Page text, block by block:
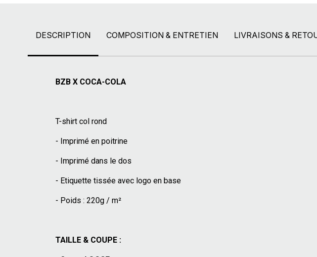
DESCRIPTION COMPOSITION & ENTRETIEN LIVRAISONS &
BZB X COCA-COLA
T-shirt col rond
- Imprimé en poitrine
- Imprimé dans le dos
- Etiquette tissée avec logo en base
- Poids : 220g / m²
TAILLE & COUPE :